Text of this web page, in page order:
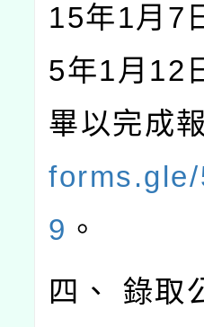
15年1月7
5年1月12
畢以完成
9 。
四、 錄取